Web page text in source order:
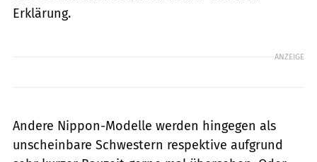
Erklärung.
ANZEIGE
Andere Nippon-Modelle werden hingegen als
unscheinbare Schwestern respektive aufgrund